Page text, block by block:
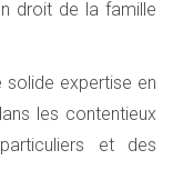
droit de la famille
expertise en
les contentieux
et des